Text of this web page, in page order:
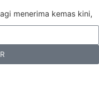
menerima kemas kini,